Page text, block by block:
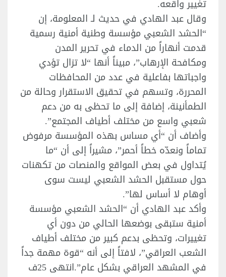
تغيير واقعه.
وقال عبد الهادي في حديث لـ المعلومة، إن
“الحشد الشعبي مؤسسة وطنية أمنية رسمية
قدمت أنهاراً من الدماء في تحرير المدن
ومكافحة الإرهاب”، مبيناً أنها “لا تزال تؤدي
واجباتها بفاعلية في عدد من المحافظات
المحررة، وتسهم في تحقيق الاستقرار وحالة من
الطمأنينة، إضافة إلى ما تحظى به من دعم
شعبي واسع من مختلف أطياف المجتمع”.
وأضاف أن “أي مساس بهذه المؤسسة مرفوض
تماماً ونعدّه خطاً أحمر”، مشيراً إلى أن “ما
يُتداول في بعض المواقع والمنصات من تكهنات
حول مستقبل الحشد الشعبي ليست سوى
أوهام لا أساس لها”.
وأكد عبد الهادي أن “الحشد الشعبي مؤسسة
أمنية ستبقى بوضعها الحالي من دون أي
تغييرات، وتحظى بدعم كبير من مختلف أطياف
الشعب العراقي”، لافتاً إلى أنه “قوة مهمة جداً
في المشهد العراقي بشكل عام”.انتهى 25ف